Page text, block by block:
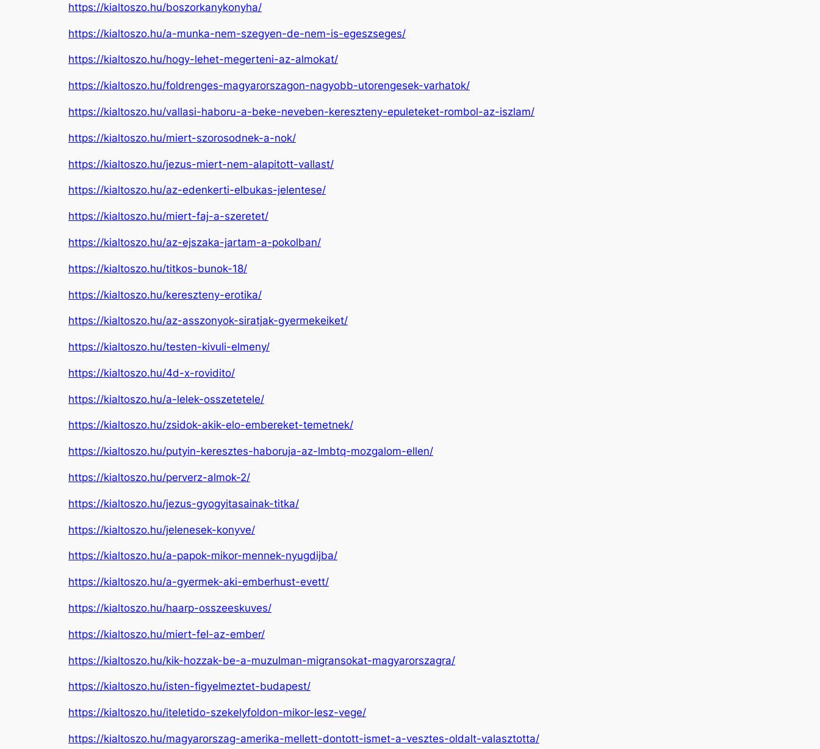
https://kialtoszo.hu/boszorkanykonyha/
https://kialtoszo.hu/a-munka-nem-szegyen-de-nem-is-egeszseges/
https://kialtoszo.hu/hogy-lehet-megerteni-az-almokat/
https://kialtoszo.hu/foldrenges-magyarorszagon-nagyobb-utorengesek-varhatok/
https://kialtoszo.hu/vallasi-haboru-a-beke-neveben-kereszteny-epuleteket-rombol-az-iszlam/
https://kialtoszo.hu/miert-szorosodnek-a-nok/
https://kialtoszo.hu/jezus-miert-nem-alapitott-vallast/
https://kialtoszo.hu/az-edenkerti-elbukas-jelentese/
https://kialtoszo.hu/miert-faj-a-szeretet/
https://kialtoszo.hu/az-ejszaka-jartam-a-pokolban/
https://kialtoszo.hu/titkos-bunok-18/
https://kialtoszo.hu/kereszteny-erotika/
https://kialtoszo.hu/az-asszonyok-siratjak-gyermekeiket/
https://kialtoszo.hu/testen-kivuli-elmeny/
https://kialtoszo.hu/4d-x-rovidito/
https://kialtoszo.hu/a-lelek-osszetetele/
https://kialtoszo.hu/zsidok-akik-elo-embereket-temetnek/
https://kialtoszo.hu/putyin-keresztes-haboruja-az-lmbtq-mozgalom-ellen/
https://kialtoszo.hu/perverz-almok-2/
https://kialtoszo.hu/jezus-gyogyitasainak-titka/
https://kialtoszo.hu/jelenesek-konyve/
https://kialtoszo.hu/a-papok-mikor-mennek-nyugdijba/
https://kialtoszo.hu/a-gyermek-aki-emberhust-evett/
https://kialtoszo.hu/haarp-osszeeskuves/
https://kialtoszo.hu/miert-fel-az-ember/
https://kialtoszo.hu/kik-hozzak-be-a-muzulman-migransokat-magyarorszagra/
https://kialtoszo.hu/isten-figyelmeztet-budapest/
https://kialtoszo.hu/iteletido-szekelyfoldon-mikor-lesz-vege/
https://kialtoszo.hu/magyarorszag-amerika-mellett-dontott-ismet-a-vesztes-oldalt-valasztotta/